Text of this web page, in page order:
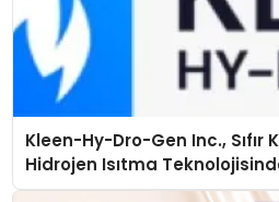
Kleen-Hy-Dro-Gen Inc., Sıfır
Hidrojen Isıtma
Düzenleyici Onaylarını Aldı